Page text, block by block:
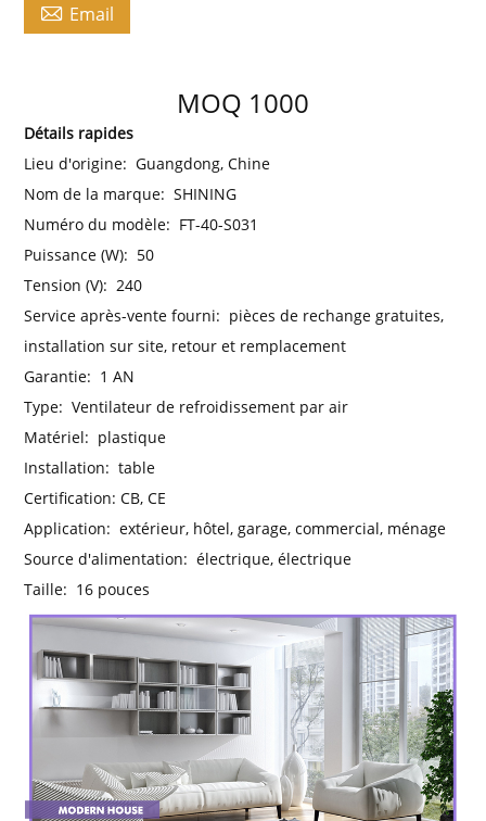
 Email
MOQ 1000
Détails rapides
Lieu d'origine: Guangdong, Chine
Nom de la marque: SHINING
Numéro du modèle: FT-40-S031
Puissance (W): 50
Tension (V): 240
Service après-vente fourni: pièces de rechange gratuites,
installation sur site, retour et remplacement
Garantie: 1 AN
Type: Ventilateur de refroidissement par air
Matériel: plastique
Installation: table
Certification:CB, CE
Application: extérieur, hôtel, garage, commercial, ménage
Source d'alimentation: électrique, électrique
Taille: 16 pouces